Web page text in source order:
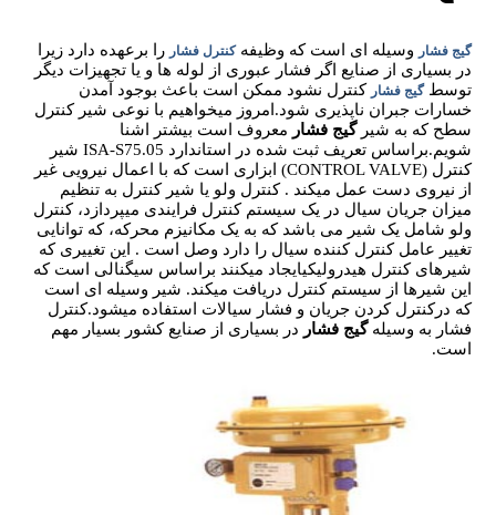
گیج فشار وسیله ای است که وظیفهکنترل فشار را برعهده دارد زیرا
در بسیاری از صنایع اگر فشار عبوری از لوله ها و یا تجهیزات دیگر
توسطگیج فشار کنترل نشود ممکن است باعث بوجود آمدن
خسارات جبران ناپذیری شود.امروز میخواهیم با نوعی شیر کنترل
سطح که به شیرگیج فشار معروف است بیشتر اشنا
شویم.براساس تعریف ثبت شده در استاندارد ISA-S75.05 شیر
کنترل (CONTROL VALVE) ابزاری است که با اعمال نیرویی غیر
از نیروی دست عمل میکند . کنترل ولو یا شیر کنترل به تنظیم
میزان جریان سیال در یک سیستم کنترل فرایندی میپردازد، کنترل
ولو شامل یک شیر می باشد که به یک مکانیزم محرکه، که توانایی
تغییر عامل کنترل کننده سیال را دارد وصل است . این تغییری که
شیرهای کنترل هیدرولیکیایجاد میکنند براساس سیگنالی است که
این شیرها از سیستم کنترل دریافت میکند. شیر وسیله ای است
که درکنترل کردن جریان و فشار سیالات استفاده میشود.کنترل
فشار به وسیلهگیج فشار در بسیاری از صنایع کشور بسیار مهم
است.